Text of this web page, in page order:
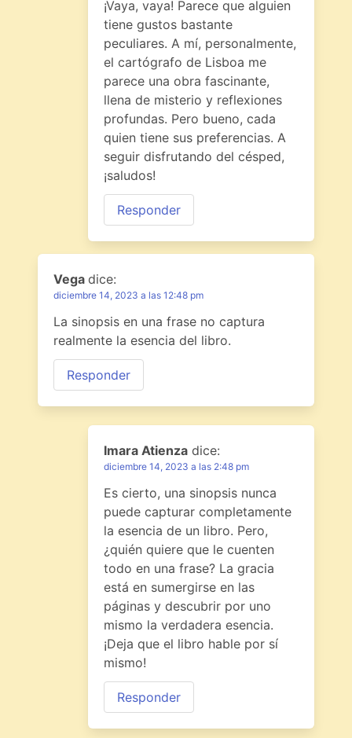
¡Vaya, vaya! Parece que alguien
tiene gustos bastante
peculiares. A mí, personalmente,
el cartógrafo de Lisboa me
parece una obra fascinante,
llena de misterio y reflexiones
profundas. Pero bueno, cada
quien tiene sus preferencias. A
seguir disfrutando del césped,
¡saludos!
Responder
Vega dice:
diciembre 14, 2023 a las 12:48 pm
La sinopsis en una frase no captura
realmente la esencia del libro.
Responder
Imara Atienza dice:
diciembre 14, 2023 a las 2:48 pm
Es cierto, una sinopsis nunca
puede capturar completamente
la esencia de un libro. Pero,
¿quién quiere que le cuenten
todo en una frase? La gracia
está en sumergirse en las
páginas y descubrir por uno
mismo la verdadera esencia.
¡Deja que el libro hable por sí
mismo!
Responder